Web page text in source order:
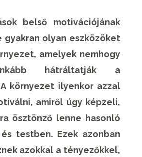
belső motivációjának
olyan eszközöket
amelyek nemhogy
hátráltatják a
környezet ilyenkor azzal
amiről úgy képzeli,
ösztönző lenne hasonló
testben. Ezek azonban
azokkal a tényezőkkel,